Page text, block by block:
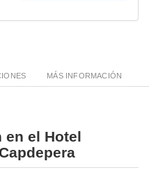
MÁS INFORMACIÓN
en el Hotel